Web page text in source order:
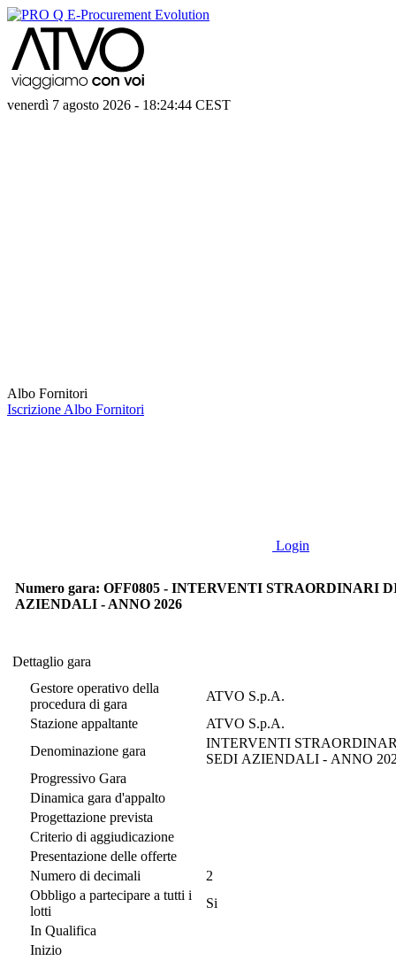
venerdì 7 agosto 2026 - 18:24:44 CEST
Albo Fornitori
Iscrizione Albo Fornitori
Login
Numero gara: OFF0805 - INTERVENTI
AZIENDALI - ANNO 2026
Dettaglio gara
Gestore operativo della
procedura di gara
ATVO S.p.A.
Stazione appaltante
ATVO S.p.A.
Denominazione gara
INTERVENTI
SEDI AZIENDALI - ANNO
Progressivo Gara
Dinamica gara d'appalto
Progettazione prevista
Criterio di aggiudicazione
Presentazione delle offerte
Numero di decimali
2
Obbligo a partecipare a tutti i
lotti
Si
In Qualifica
Inizio